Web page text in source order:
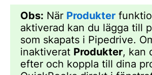
Obs: När Produkter
aktiverad kan du lägga till
som skapats i Pipedrive.
inaktiverat Produkter, kan
efter och koppla till dina